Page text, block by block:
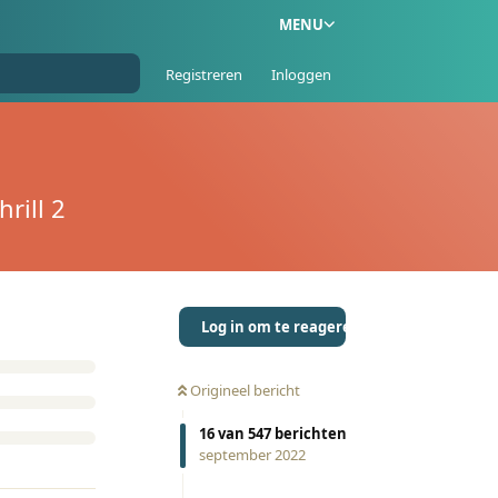
MENU
Registreren Inloggen
2
Log in om te reageren
Origineel bericht
16van 547 berichten
september 2022